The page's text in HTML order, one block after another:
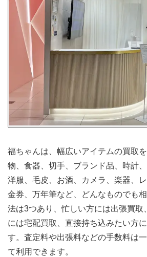
福ちゃんは、幅広いアイテムの買取
物、食器、切手、ブランド品、時計
洋服、毛皮、お酒、カメラ、楽器、
金券、万年筆など、どんなものでも
法は3つあり、忙しい方には出張買取
には宅配買取、直接持ち込みたい方
す。査定料や出張料などの手数料は
て利用できます。